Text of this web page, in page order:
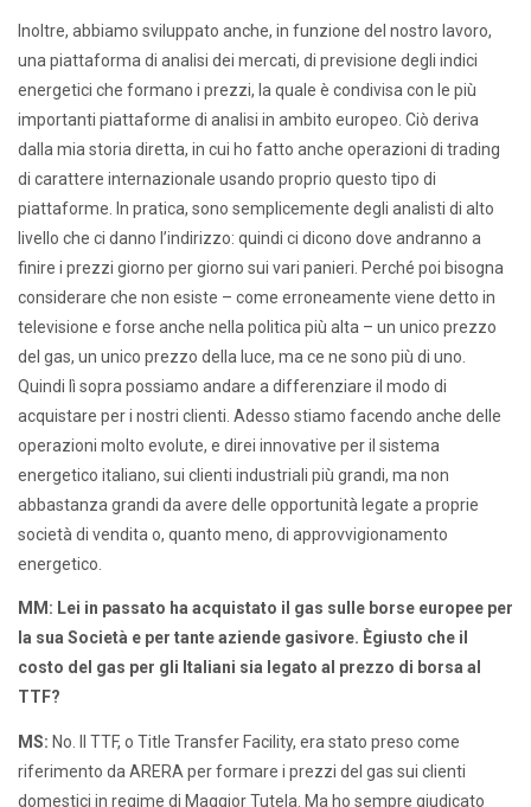
Inoltre, abbiamo sviluppato anche, in funzione del nostro lavoro,
una piattaforma di analisi dei mercati, di previsione degli indici
energetici che formano i prezzi, la quale è condivisa con le più
importanti piattaforme di analisi in ambito europeo. Ciò deriva
dalla mia storia diretta, in cui ho fatto anche operazioni di trading
di carattere internazionale usando proprio questo tipo di
piattaforme. In pratica, sono semplicemente degli analisti di alto
livello che ci danno l’indirizzo: quindi ci dicono dove andranno a
finire i prezzi giorno per giorno sui vari panieri. Perché poi bisogna
considerare che non esiste – come erroneamente viene detto in
televisione e forse anche nella politica più alta – un unico prezzo
del gas, un unico prezzo della luce, ma ce ne sono più di uno.
Quindi lì sopra possiamo andare a differenziare il modo di
acquistare per i nostri clienti. Adesso stiamo facendo anche delle
operazioni molto evolute, e direi innovative per il sistema
energetico italiano, sui clienti industriali più grandi, ma non
abbastanza grandi da avere delle opportunità legate a proprie
società di vendita o, quanto meno, di approvvigionamento
energetico.
MM: Lei in passato ha acquistato il gas sulle borse europee per
la sua Società e per tante aziende gasivore. Ègiusto che il
costo del gas per gli Italiani sia legato al prezzo di borsa al
TTF?
MS: No. Il TTF, o Title Transfer Facility, era stato preso come
riferimento da ARERA per formare i prezzi del gas sui clienti
domestici in regime di Maggior Tutela. Ma ho sempre giudicato